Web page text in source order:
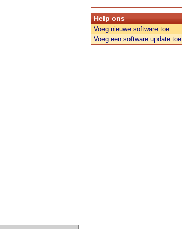
Help ons
Voeg nieuwe software toe
Voeg een software update toe